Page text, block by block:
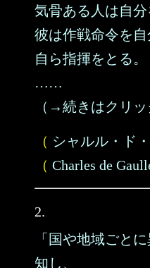
気骨ある人は自分
彼は作戦命令を自
自ら指揮をとる。
……
（→続きはクリッ
（ シャルル・ド
（ Charles de
2.
「国や地域ごと
知し、